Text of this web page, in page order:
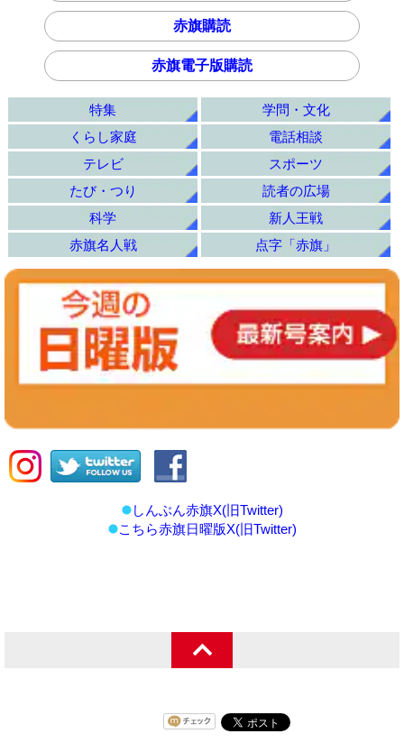
赤旗購読
赤旗電子版購読
特集
学問・文化
くらし家庭
電話相談
テレビ
スポーツ
たび・つり
読者の広場
科学
新人王戦
赤旗名人戦
点字「赤旗」
しんぶん赤旗X(旧Twitter)
こちら赤旗日曜版X(旧Twitter)